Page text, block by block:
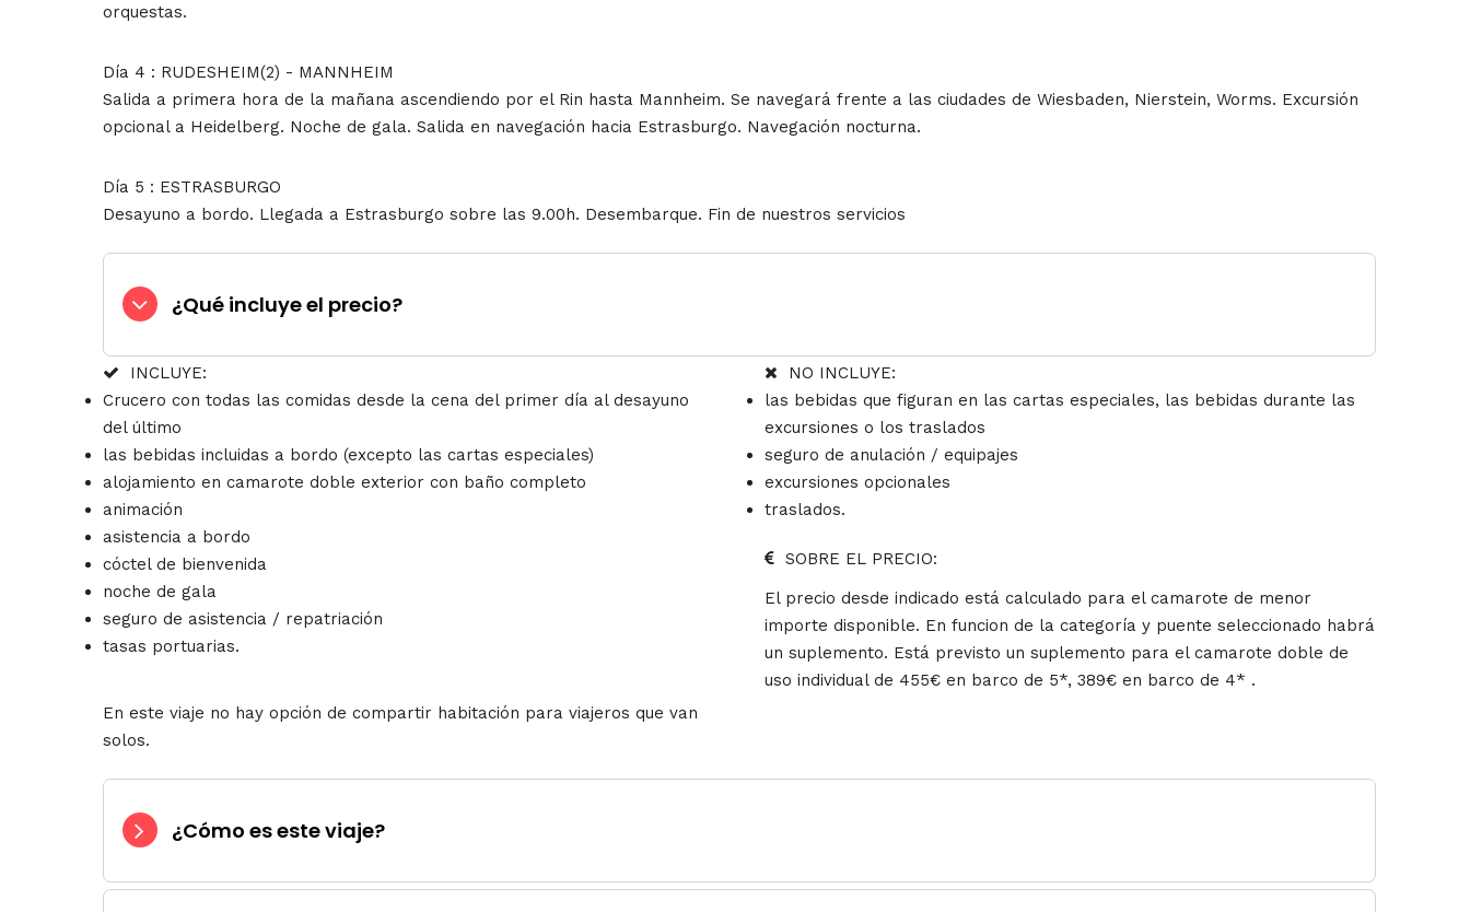
orquestas.
Día 4 : RUDESHEIM(2) - MANNHEIM
Salida a primera hora de la mañana ascendiendo por el Rin hasta Mannheim. Se navegará frente a las ciudades de Wiesbaden, Nierstein, Worms. Excursión
opcional a Heidelberg. Noche de gala. Salida en navegación hacia Estrasburgo. Navegación nocturna.
Día 5 : ESTRASBURGO
Desayuno a bordo. Llegada a Estrasburgo sobre las 9.00h. Desembarque. Fin de nuestros servicios
¿Qué incluye el precio?
INCLUYE:
Crucero con todas las comidas desde la cena del primer día al desayuno
del último
las bebidas incluidas a bordo (excepto las cartas especiales)
alojamiento en camarote doble exterior con baño completo
animación
asistencia a bordo
cóctel de bienvenida
noche de gala
seguro de asistencia / repatriación
tasas portuarias.
En este viaje no hay opción de compartir habitación para viajeros que van
solos.
NO INCLUYE:
las bebidas que figuran en las cartas especiales, las bebidas durante las
excursiones o los traslados
seguro de anulación / equipajes
excursiones opcionales
traslados.
SOBRE EL PRECIO:
El precio desde indicado está calculado para el camarote de menor
importe disponible. En funcion de la categoría y puente seleccionado habrá
un suplemento. Está previsto un suplemento para el camarote doble de
uso individual de 455€ en barco de 5*, 389€ en barco de 4* .
¿Cómo es este viaje?